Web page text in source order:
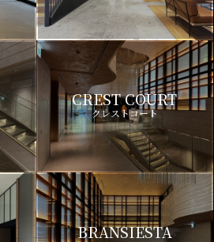
CREST COURT
クレストコート
BRANSIESTA